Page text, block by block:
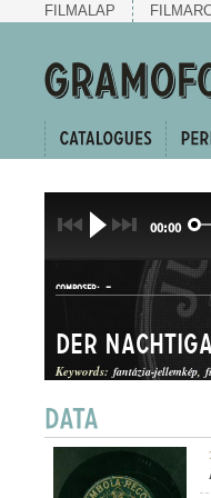
FILMALAP
00:00
COMPOSER: -
Der
Keywords: fantázia-jellemkép